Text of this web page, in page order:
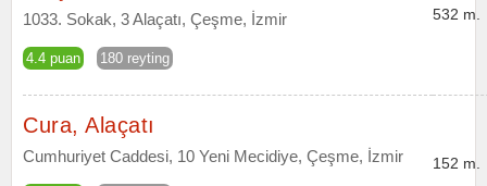
1033. Sokak, 3 Alaçatı, Çeşme, İzmir
4.4 puan 180 reyting
532 m.
Cura, Alaçatı
Cumhuriyet Caddesi, 10 Yeni Mecidiye, Çeşme, İzmir 152 m.